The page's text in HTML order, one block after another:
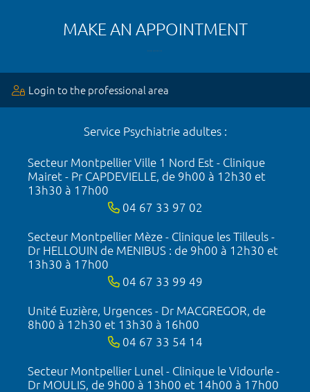
MAKE AN APPOINTMENT
Login to the professional area
Service Psychiatrie adultes :
Secteur Montpellier Ville 1 Nord Est - Clinique
Mairet - Pr CAPDEVIELLE, de 9h00 à 12h30 et
13h30 à 17h00
04 67 33 97 02
Secteur Montpellier Mèze - Clinique les Tilleuls -
Dr HELLOUIN de MENIBUS : de 9h00 à 12h30 et
13h30 à 17h00
04 67 33 99 49
Unité Euzière, Urgences - Dr MACGREGOR, de
8h00 à 12h30 et 13h30 à 16h00
04 67 33 54 14
Secteur Montpellier Lunel - Clinique le Vidourle -
Dr MOULIS, de 9h00 à 13h00 et 14h00 à 17h00